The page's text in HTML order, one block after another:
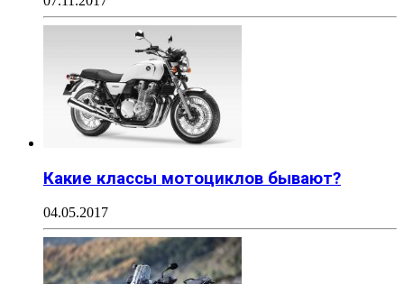
Какие классы мотоциклов бывают?
04.05.2017